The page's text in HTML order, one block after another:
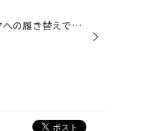
N-BOXのハブ防錆とマフラー防錆をしました。 夏タイヤから冬タイヤへの履き替えでご来店されました。 リフトアップしてタイヤを外してみると まだ走行距離が7千キロになっていないのにハブの錆がかなり出ていました。 マフラーも 錆が出ていますね！ これから冬を迎え、凍結防止剤がたくさん撒かれ...